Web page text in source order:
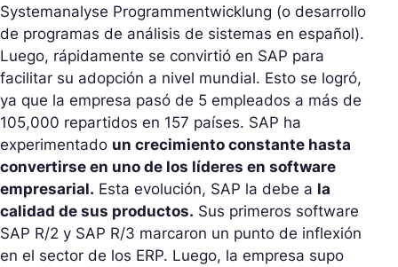
Systemanalyse Programmentwicklung (o desarrollo
de programas de análisis de sistemas en español).
Luego, rápidamente se convirtió en SAP para
facilitar su adopción a nivel mundial. Esto se logró,
ya que la empresa pasó de 5 empleados a más de
105,000 repartidos en 157 países. SAP ha
experimentado un crecimiento constante hasta
convertirse en uno de los líderes en software
empresarial. Esta evolución, SAP la debe a la
calidad de sus productos. Sus primeros software
SAP R/2 y SAP R/3 marcaron un punto de inflexión
en el sector de los ERP. Luego, la empresa supo